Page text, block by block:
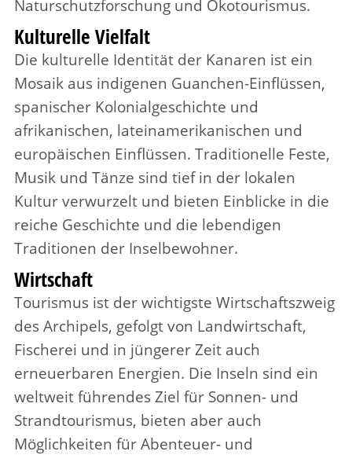
Naturschutzforschung und Ökotourismus.
Kulturelle Vielfalt
Die kulturelle Identität der Kanaren ist ein
Mosaik aus indigenen Guanchen-Einflüssen,
spanischer Kolonialgeschichte und
afrikanischen, lateinamerikanischen und
europäischen Einflüssen. Traditionelle Feste,
Musik und Tänze sind tief in der lokalen
Kultur verwurzelt und bieten Einblicke in die
reiche Geschichte und die lebendigen
Traditionen der Inselbewohner.
Wirtschaft
Tourismus ist der wichtigste Wirtschaftszweig
des Archipels, gefolgt von Landwirtschaft,
Fischerei und in jüngerer Zeit auch
erneuerbaren Energien. Die Inseln sind ein
weltweit führendes Ziel für Sonnen- und
Strandtourismus, bieten aber auch
Möglichkeiten für Abenteuer- und